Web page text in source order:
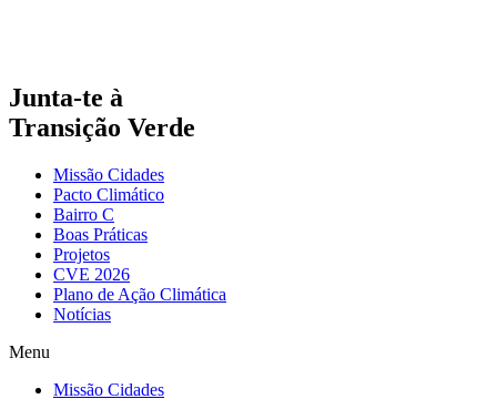
Junta-te à
Transição Verde
Missão Cidades
Pacto Climático
Bairro C
Boas Práticas
Projetos
CVE 2026
Plano de Ação Climática
Notícias
Menu
Missão Cidades